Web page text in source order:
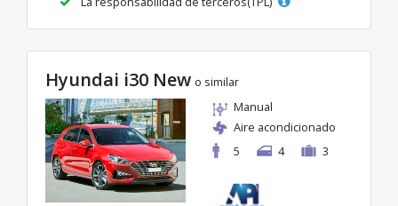
Hyundai i30 New o similar
Manual
Aire acondicionado
5
4 3